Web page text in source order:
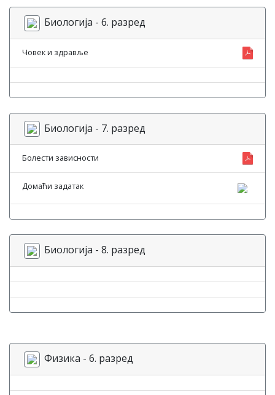
Биологија - 6. разред
Човек и здравље
Биологија - 7. разред
Болести зависности
Домаћи задатак
Биологија - 8. разред
Физика - 6. разред